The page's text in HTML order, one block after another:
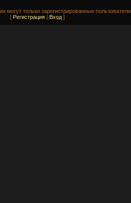
могут только зарегистрированные пользователи.
[ Регистрация Вход ]